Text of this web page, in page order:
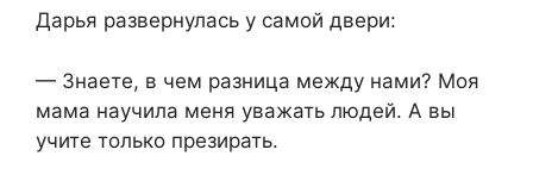
Дарья развернулась у самой двери:
— Знаете, в чем разница между нами? Моя
мама научила меня уважать людей. А вы
учите только презирать.